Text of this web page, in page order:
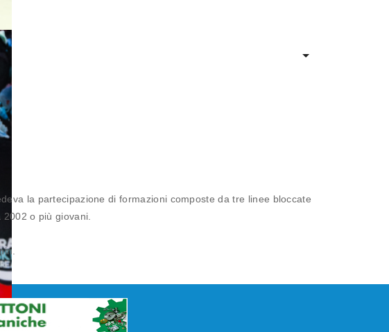
la partecipazione di formazioni composte da tre linee bloccate
o più giovani.